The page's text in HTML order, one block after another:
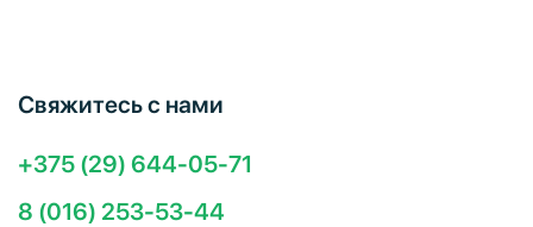
Свяжитесь с нами
+375 (29) 644-05-71
8 (016) 253-53-44